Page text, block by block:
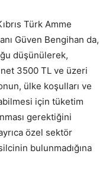
Türk Amme
Güven Bengihan da,
düşünülerek,
3500 TL ve üzeri
ülke koşulları ve
için tüketim
gerektiğini
özel sektör
bulunmadığına